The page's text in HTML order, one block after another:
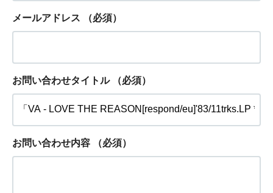
メールアドレス （必須）
お問い合わせタイトル （必須）
お問い合わせ内容 （必須）